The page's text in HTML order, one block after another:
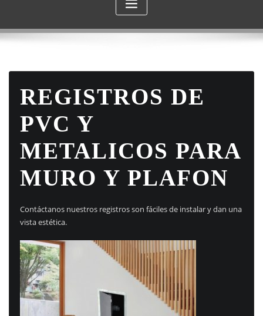
REGISTROS DE
PVC Y
METALICOS PARA
MURO Y PLAFON
Contáctanos nuestros registros son fáciles de instalar y dan una
vista estética.